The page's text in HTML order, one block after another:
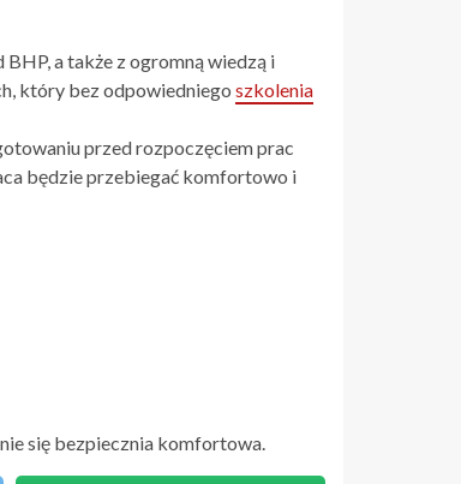
a także z ogromną wiedzą i
który bez odpowiedniego szkolenia
przed rozpoczęciem prac
będzie przebiegać komfortowo i
się bezpiecznia komfortowa.